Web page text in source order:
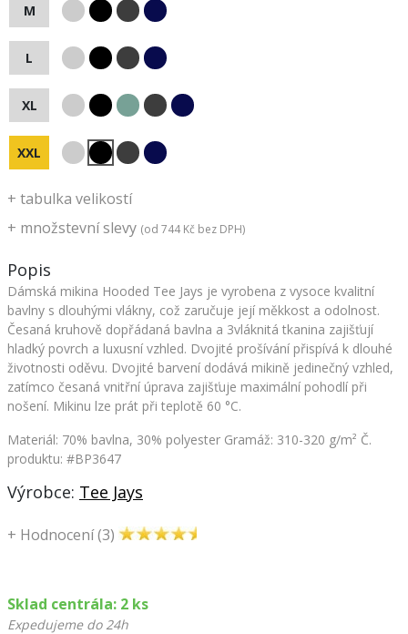
+ množstevní slevy (od 744 Kč bez DPH)
Sklad centrála: 2 ks
Expedujeme do 24h
M
L
XL
XXL
+ tabulka velikostí
Popis
Dámská mikina Hooded Tee Jays je vyrobena z vysoce kvalitní
bavlny s dlouhými vlákny, což zaručuje její měkkost a odolnost.
Česaná kruhově dopřádaná bavlna a 3vláknitá tkanina zajišťují
hladký povrch a luxusní vzhled. Dvojité prošívání přispívá k dlouhé
životnosti oděvu. Dvojité barvení dodává mikině jedinečný vzhled,
zatímco česaná vnitřní úprava zajišťuje maximální pohodlí při
nošení. Mikinu lze prát při teplotě 60 °C.
Materiál: 70% bavlna, 30% polyester Gramáž: 310-320 g/m² Č.
produktu: #BP3647
Výrobce: Tee Jays
+ Hodnocení (3)